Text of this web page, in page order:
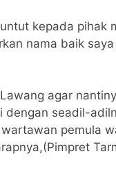
kepada pihak
nama baik
agar
seadil-
pemula